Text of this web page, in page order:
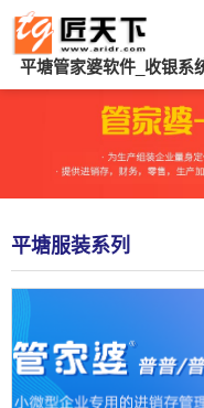
平塘管家婆软件_收银系
平塘服装系列